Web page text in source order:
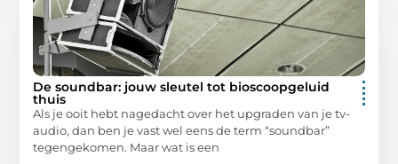
De soundbar: jouw sleutel tot bioscoopgeluid
thuis
Als je ooit hebt nagedacht over het upgraden van je tv-
audio, dan ben je vast wel eens de term “soundbar”
tegengekomen. Maar wat is een